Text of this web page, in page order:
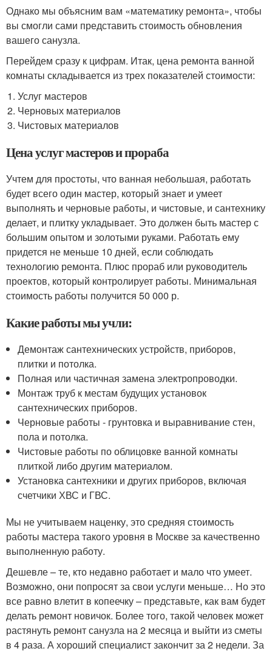
Однако мы объясним вам «математику ремонта», чтобы
вы смогли сами представить стоимость обновления
вашего санузла.
Перейдем сразу к цифрам. Итак, цена ремонта ванной
комнаты складывается из трех показателей стоимости:
Услуг мастеров
Черновых материалов
Чистовых материалов
Цена услуг мастеров и прораба
Учтем для простоты, что ванная небольшая, работать
будет всего один мастер, который знает и умеет
выполнять и черновые работы, и чистовые, и сантехнику
делает, и плитку укладывает. Это должен быть мастер с
большим опытом и золотыми руками. Работать ему
придется не меньше 10 дней, если соблюдать
технологию ремонта. Плюс прораб или руководитель
проектов, который контролирует работы. Минимальная
стоимость работы получится 50 000 р.
Какие работы мы учли:
Демонтаж сантехнических устройств, приборов,
плитки и потолка.
Полная или частичная замена электропроводки.
Монтаж труб к местам будущих установок
сантехнических приборов.
Черновые работы - грунтовка и выравнивание стен,
пола и потолка.
Чистовые работы по облицовке ванной комнаты
плиткой либо другим материалом.
Установка сантехники и других приборов, включая
счетчики ХВС и ГВС.
Мы не учитываем наценку, это средняя стоимость
работы мастера такого уровня в Москве за качественно
выполненную работу.
Дешевле – те, кто недавно работает и мало что умеет.
Возможно, они попросят за свои услуги меньше… Но это
все равно влетит в копеечку – представьте, как вам будет
делать ремонт новичок. Более того, такой человек может
растянуть ремонт санузла на 2 месяца и выйти из сметы
в 4 раза. А хороший специалист закончит за 2 недели. За